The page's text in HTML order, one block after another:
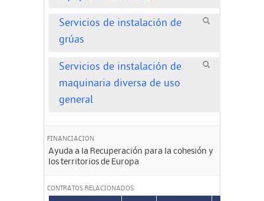
Servicios de instalación de
grúas
Servicios de instalación de
maquinaria diversa de uso
general
FINANCIACION
Ayuda a la Recuperación para la cohesión y
los territorios de Europa
CONTRATOS RELACIONADOS